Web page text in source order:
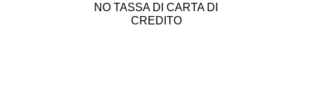
NO TASSA DI CARTA DI
CREDITO